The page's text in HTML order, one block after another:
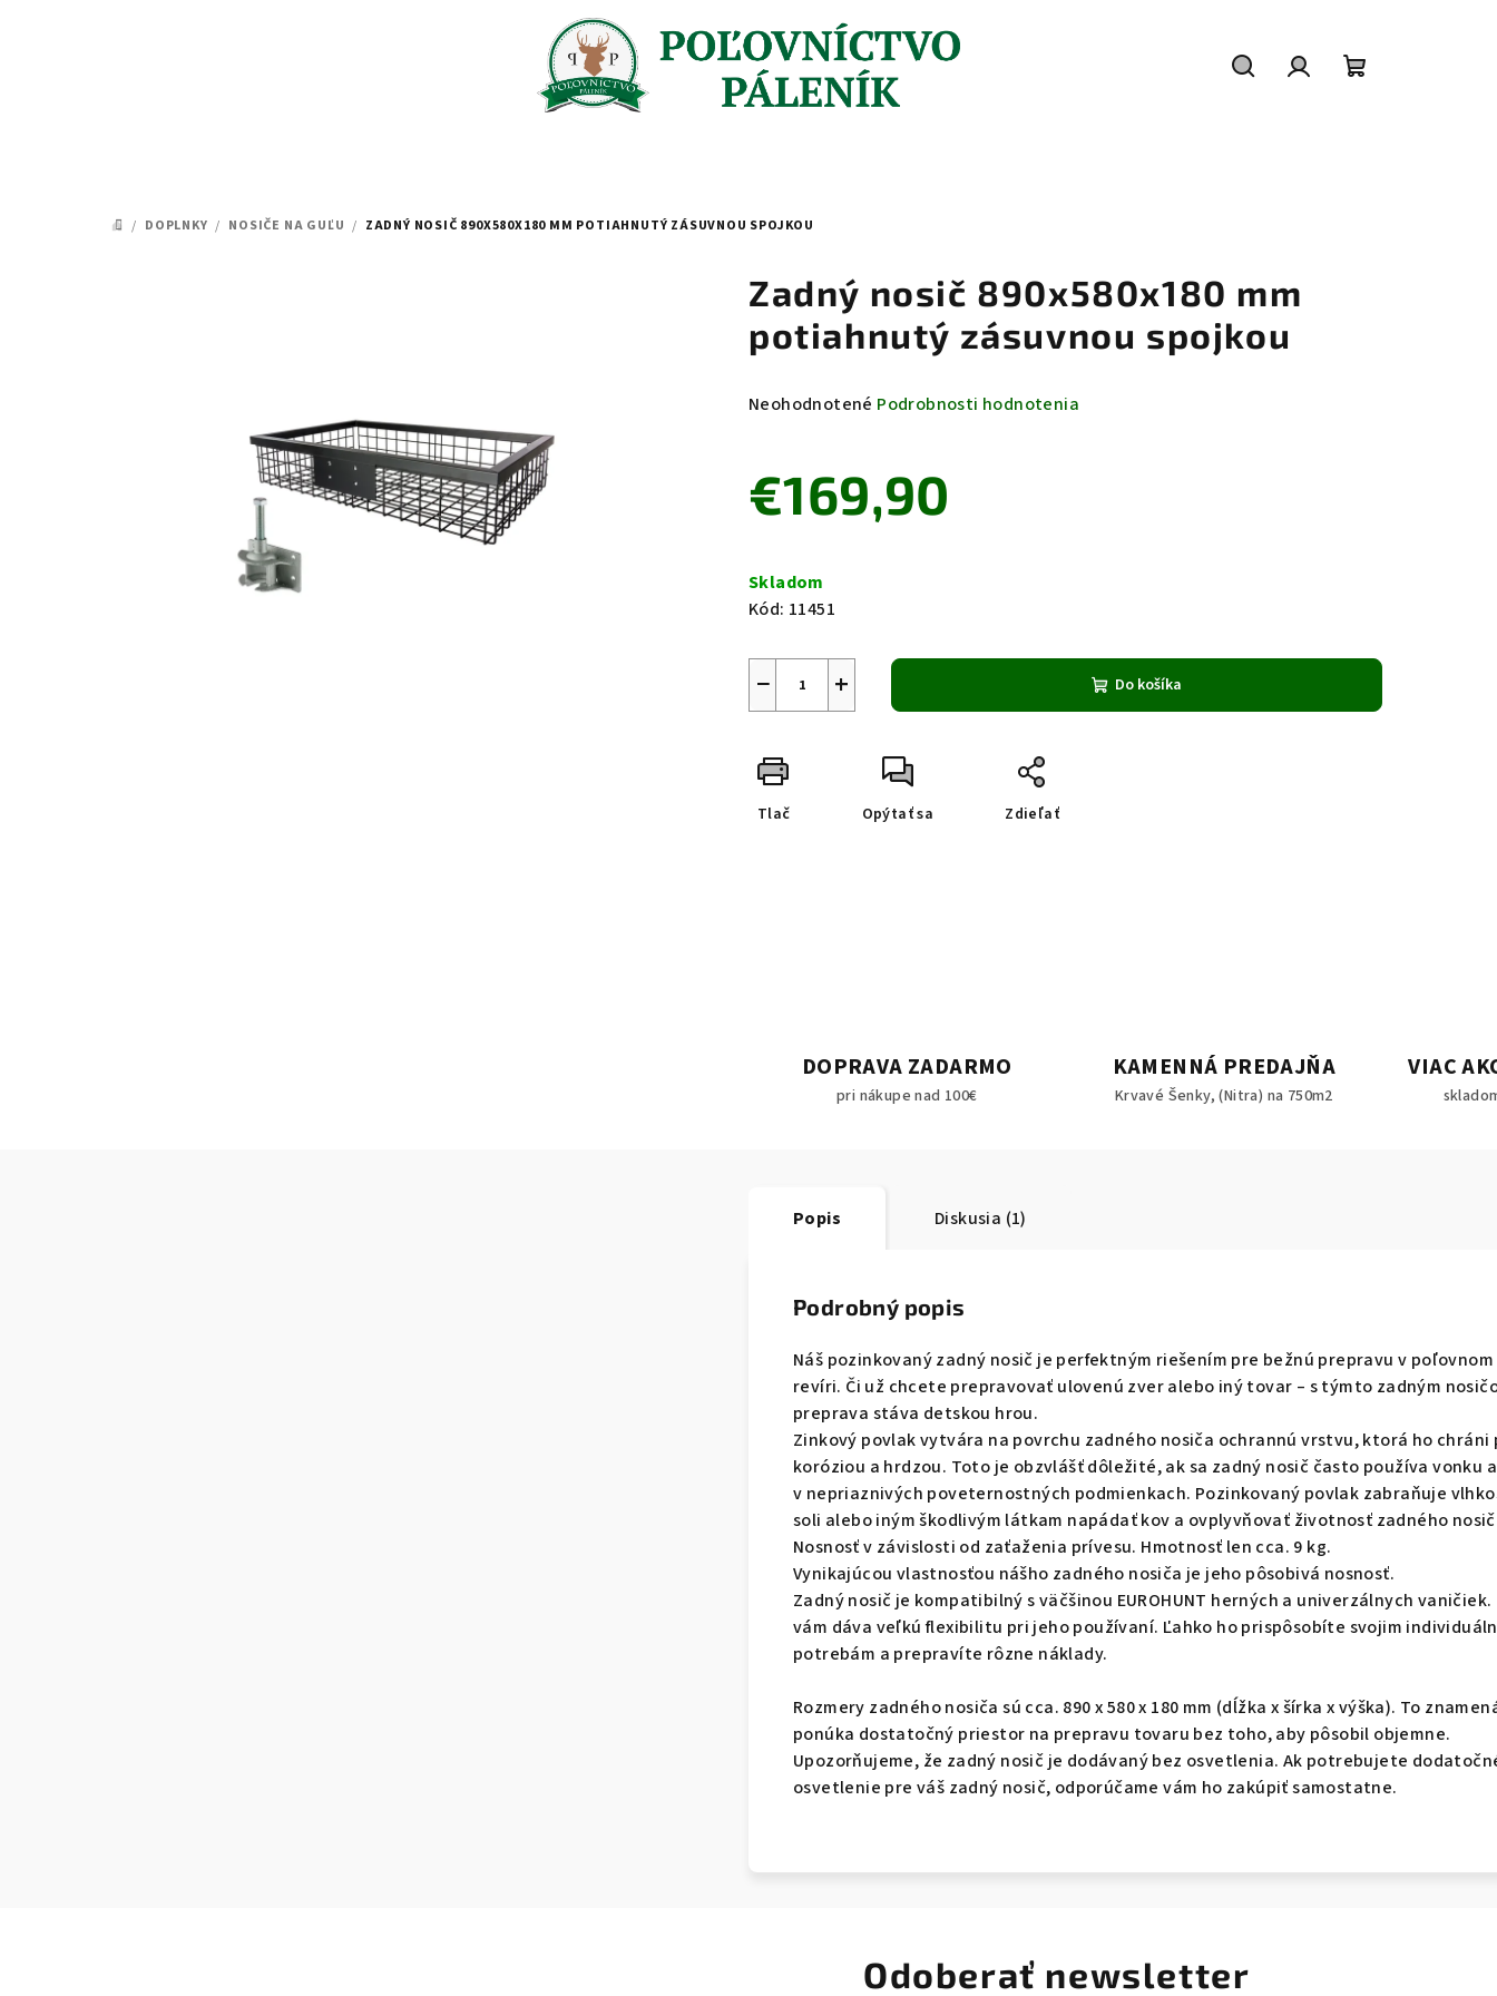
DOMOV
/ DOPLNKY / NOSIČE NA GUĽU / ZADNÝ NOSIČ 890X580X180 MM POTIAHNUTÝ ZÁSUVNOU SPOJKOU
Zadný nosič 890x580x180 mm
potiahnutý zásuvnou spojkou
Priemerné
je
0,0
hviezdičiek.
Neohodnotené Podrobnosti hodnotenia
€169,90
cena:
Skladom
Kód: 11451
+
− Do košíka
Tlač Opýtať sa Zdieľať
DOPRAVA ZADARMO
pri nákupe nad 100€
KAMENNÁ PREDAJŇA
Krvavé Šenky, (Nitra) na 750m2
VIAC
Popis Diskusia (1)
Podrobný popis
Náš pozinkovaný zadný nosič je perfektným riešením pre bežnú prepravu v poľovnom
revíri. Či už chcete prepravovať ulovenú zver alebo iný tovar – s týmto zadným
preprava stáva detskou hrou.
Zinkový povlak vytvára na povrchu zadného nosiča ochrannú vrstvu, ktorá ho chráni
koróziou a hrdzou. Toto je obzvlášť dôležité, ak sa zadný nosič často používa vonku
v nepriaznivých poveternostných podmienkach. Pozinkovaný povlak zabraňuje
soli alebo iným škodlivým látkam napádať kov a ovplyvňovať životnosť zadného
Nosnosť v závislosti od zaťaženia prívesu. Hmotnosť len cca. 9 kg.
Vynikajúcou vlastnosťou nášho zadného nosiča je jeho pôsobivá nosnosť.
Zadný nosič je kompatibilný s väčšinou EUROHUNT herných a univerzálnych vaničiek.
vám dáva veľkú flexibilitu pri jeho používaní. Ľahko ho prispôsobíte svojim
potrebám a prepravíte rôzne náklady.
Rozmery zadného nosiča sú cca. 890 x 580 x 180 mm (dĺžka x šírka x výška). To
ponúka dostatočný priestor na prepravu tovaru bez toho, aby pôsobil objemne.
Upozorňujeme, že zadný nosič je dodávaný bez osvetlenia. Ak potrebujete
osvetlenie pre váš zadný nosič, odporúčame vám ho zakúpiť samostatne.
Odoberať newsletter